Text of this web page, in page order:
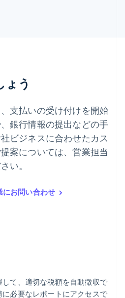
ょう
支払いの受け付けを開始
銀行情報の提出などの手
ビジネスに合わせたカス
案については、営業担当
い。
にお問い合わせ
て、適切な税額を自動徴収で
必要なレポートにアクセスで